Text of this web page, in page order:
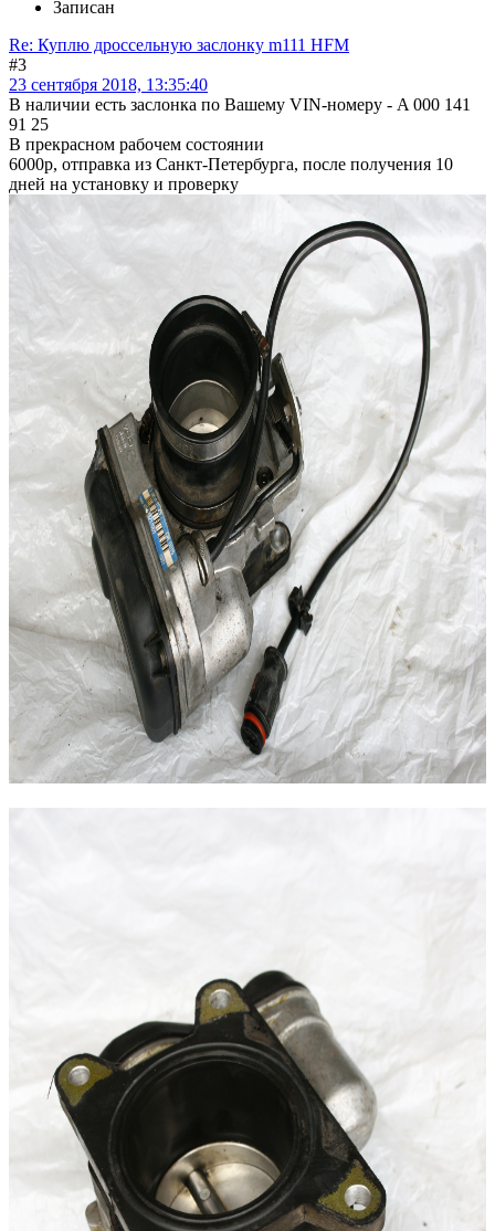
Записан
Re: Куплю дроссельную заслонку m111 HFM
#3
23 сентября 2018, 13:35:40
В наличии есть заслонка по Вашему VIN-номеру - A 000 141
91 25
В прекрасном рабочем состоянии
6000р, отправка из Санкт-Петербурга, после получения 10
дней на установку и проверку